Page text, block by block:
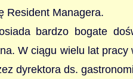
Resident Managera.
bardzo bogate
W ciągu wielu lat
dyrektora ds.